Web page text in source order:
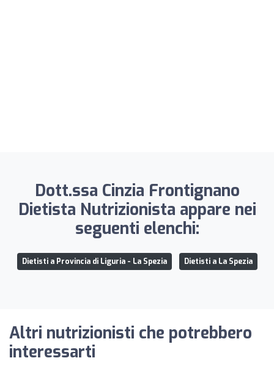
Dott.ssa Cinzia Frontignano
Dietista Nutrizionista appare nei
seguenti elenchi:
Dietisti a Provincia di Liguria - La Spezia Dietisti a La Spezia
Altri nutrizionisti che potrebbero
interessarti